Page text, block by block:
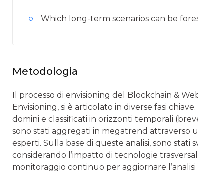
Which long-term scenarios can be
Metodologia
Il processo di envisioning del Blockchain &
Envisioning, si è articolato in diverse fasi
domini e classificati in orizzonti temporali
sono stati aggregati in megatrend attraverso
esperti. Sulla base di queste analisi, sono
considerando l’impatto di tecnologie
monitoraggio continuo per aggiornare